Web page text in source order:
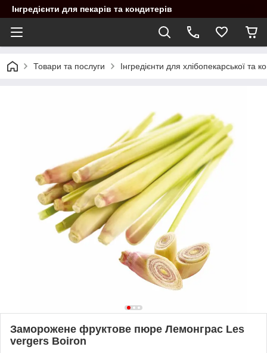
Інгредієнти для пекарів та кондитерів
Товари та послуги Інгредієнти для хлібопекарської та
Заморожене фруктове пюре Лемонграс Les
vergers Boiron